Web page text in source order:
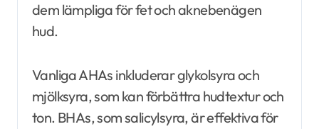
dem lämpliga för fet och aknebenägen
hud.
Vanliga AHAs inkluderar glykolsyra och
mjölksyra, som kan förbättra hudtextur och
ton. BHAs, som salicylsyra, är effektiva för